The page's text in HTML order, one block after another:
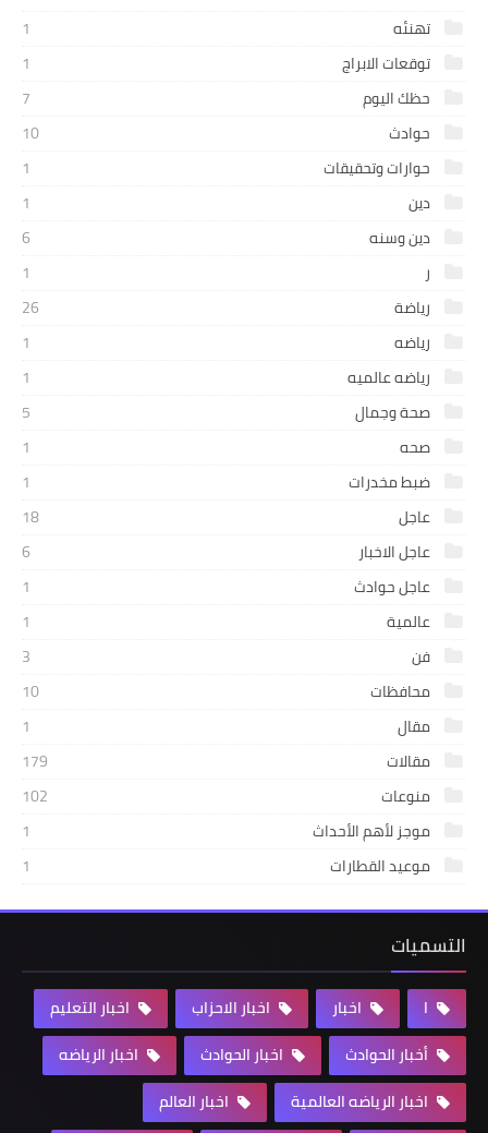
تهنئه
1
توقعات الابراج
1
حظك اليوم
7
حوادث
10
حوارات وتحقيقات
1
دين
1
دين وسنه
6
ر
1
رياضة
26
رياضه
1
رياضه عالميه
1
صحة وجمال
5
صحه
1
ضبط مخدرات
1
عاجل
18
عاجل الاخبار
6
عاجل حوادث
1
عالمية
1
فن
3
محافظات
10
مقال
1
مقالات
179
منوعات
102
موجز لأهم الأحداث
1
موعيد القطارات
1
التسميات
ا اخبار اخبار الاحزاب
اخبار التعليم
أخبار الحوادث
اخبار الحوادث
اخبار الرياضه
اخبار الرياضه العالمية
اخبار العالم